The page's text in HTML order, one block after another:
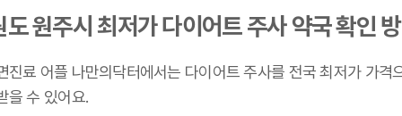
도 원주시 최저가 다이어트 주사 약국 확인
진료 어플 나만의닥터에서는 다이어트 주사를 전국 최저가 가격
을 수 있어요.